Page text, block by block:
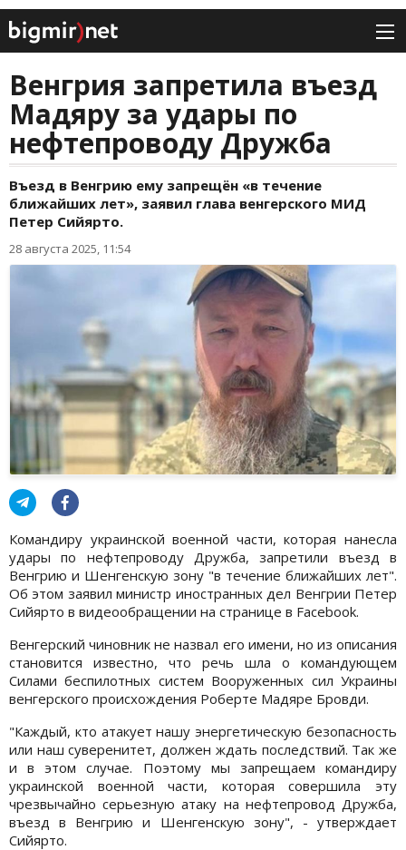
Венгрия запретила въезд
Мадяру за удары по
нефтепроводу Дружба
Въезд в Венгрию ему запрещён «в течение
ближайших лет», заявил глава венгерского МИД
Петер Сийярто.
28 августа 2025, 11:54
Командиру украинской военной части, которая нанесла
удары по нефтепроводу Дружба, запретили въезд в
Венгрию и Шенгенскую зону "в течение ближайших лет".
Об этом заявил министр иностранных дел Венгрии Петер
Сийярто в видеообращении на странице в Facebook.
Венгерский чиновник не назвал его имени, но из описания
становится известно, что речь шла о командующем
Силами беспилотных систем Вооруженных сил Украины
венгерского происхождения Роберте Мадяре Бровди.
"Каждый, кто атакует нашу энергетическую безопасность
или наш суверенитет, должен ждать последствий. Так же
и в этом случае. Поэтому мы запрещаем командиру
украинской военной части, которая совершила эту
чрезвычайно серьезную атаку на нефтепровод Дружба,
въезд в Венгрию и Шенгенскую зону", - утверждает
Сийярто.